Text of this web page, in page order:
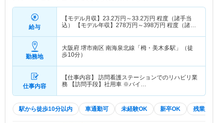
給与
【モデル月収】 23.2万円～33.2万円 程度（諸手当
込） 【モデル年収】 278万円～398万円 程度（諸手
勤務地
大阪府 堺市南区 南海泉北線「栂・美木多駅」（徒
歩10分）
仕事内容
【仕事内容】 訪問看護ステーションでのリハビリ業
務 【訪問手段】社用車 ※バイ…
駅から徒歩10分以内 車通勤可 未経験OK 新卒OK 残業少な